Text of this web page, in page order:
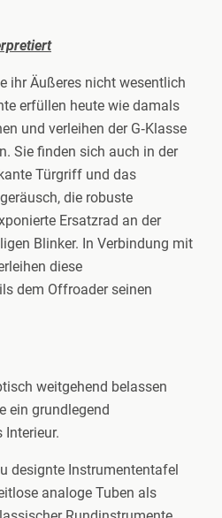
ihr Äußeres nicht wesentlich
erfüllen heute wie damals
und verleihen der G‑Klasse
Sie finden sich auch in der
Türgriff und das
die robuste
Ersatzrad an der
Blinker. In Verbindung mit
diese
dem Offroader seinen
weitgehend belassen
ein grundlegend
Interieur.
designte Instrumententafel
analoge Tuben als